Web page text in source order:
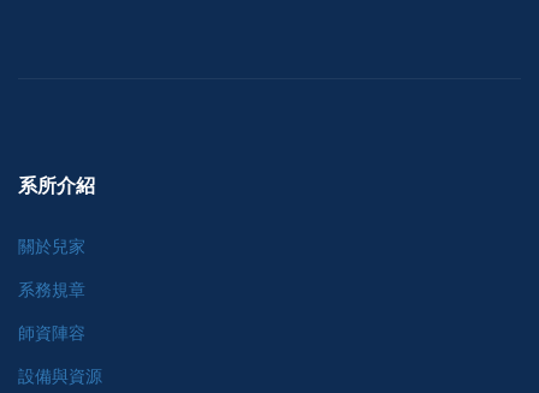
系所介紹
關於兒家
系務規章
師資陣容
設備與資源